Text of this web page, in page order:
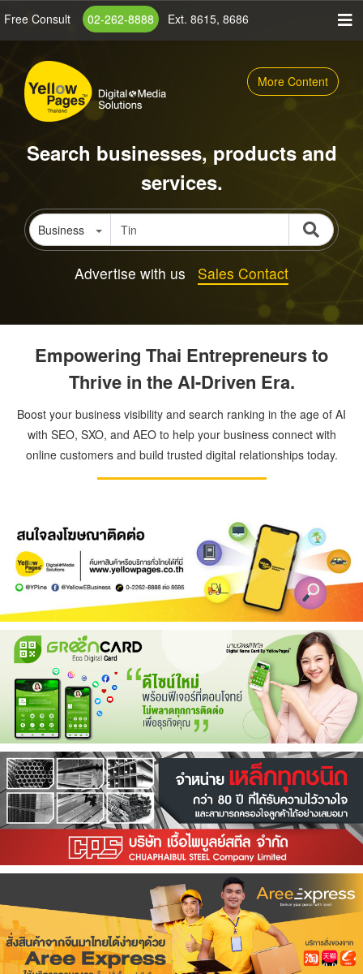
content
Free Consult 02-262-8888 Ext. 8615, 8686
More Content
Search businesses, products and
services.
Business
Advertise with us Sales Contact
Empowering Thai Entrepreneurs to
Thrive in the AI-Driven Era.
Boost your business visibility and search ranking in the age of AI
with SEO, SXO, and AEO to help your business connect with
online customers and build trusted digital relationships today.